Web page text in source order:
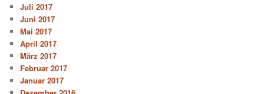
Juli 2017
Juni 2017
Mai 2017
April 2017
März 2017
Februar 2017
Januar 2017